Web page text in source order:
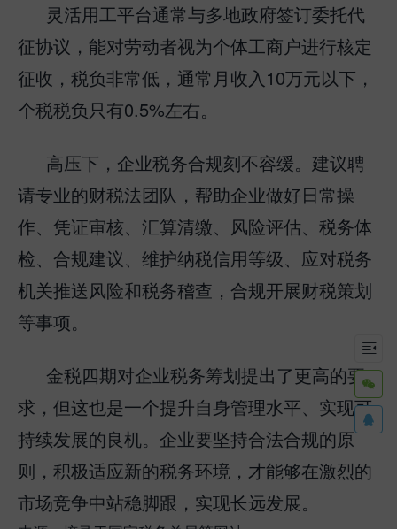
灵活用工平台通常与多地政府签订委托代
征协议，能对劳动者视为个体工商户进行核定
征收，税负非常低，通常月收入10万元以下，
个税税负只有0.5%左右。
高压下，企业税务合规刻不容缓。建议聘
请专业的财税法团队，帮助企业做好日常操
作、凭证审核、汇算清缴、风险评估、税务体
检、合规建议、维护纳税信用等级、应对税务
机关推送风险和税务稽查，合规开展财税策划
等事项。
金税四期对企业税务筹划提出了更高的要
求，但这也是一个提升自身管理水平、实现可
持续发展的良机。企业要坚持合法合规的原
则，积极适应新的税务环境，才能够在激烈的
市场竞争中站稳脚跟，实现长远发展。


